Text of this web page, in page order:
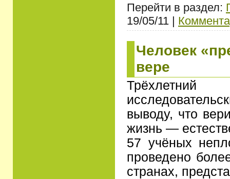
Перейти в раздел:
19/05/11 |
Человек
вере
выводу, что
жизнь —
57 учёных
проведено
странах,